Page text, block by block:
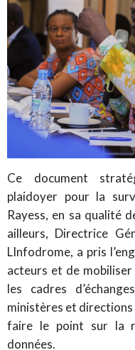
Ce document
plaidoyer pour la
Rayess, en sa qualité
ailleurs, Directrice
LInfodrome, a pris
acteurs et de
les cadres
ministères et directions
faire le point sur la
données.